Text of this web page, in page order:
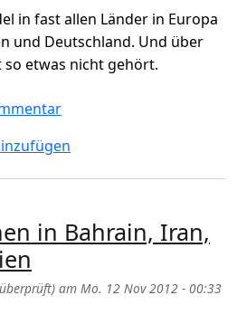
in fast allen Länder in Europa
und Deutschland. Und über
etwas nicht gehört.
von Niederlande, König von
in Bahrain, Iran,
am Mo. 12 Nov 2012 - 00:33